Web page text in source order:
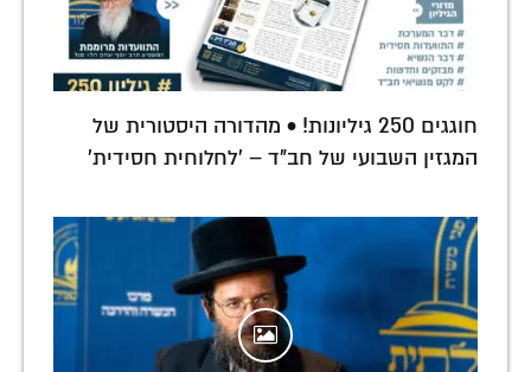
חוגגים 250 גיליונות! • מהדורה היסטורית של
המגזין השבועי של חב"ד – 'לחלוחית חסידית'